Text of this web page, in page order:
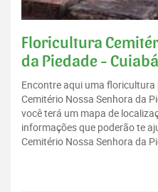
Floricultura
da Piedade -
Encontre aqui uma
Cemitério Nossa Senhora da
você terá um mapa de
informações que poderão te
Cemitério Nossa Senhora da